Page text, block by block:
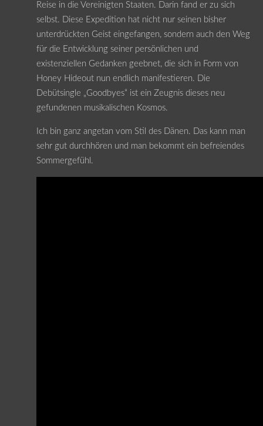
Reise in die Vereinigten Staaten. Darin fand er zu sich
selbst. Diese Expedition hat nicht nur seinen bisher
unterdrückten Geist eingefangen, sondern auch den Weg
für die Entwicklung seiner persönlichen und
existenziellen Gedanken geebnet, die sich in Form von
Honey Hideout nun endlich manifestieren. Die
Debütsingle „Goodbyes“ ist ein Zeugnis dieses neu
gefundenen musikalischen Kosmos.
Ich bin ganz angetan vom Stil des Dänen. Das kann man
sehr gut durchhören und man bekommt ein befreiendes
Sommergefühl.